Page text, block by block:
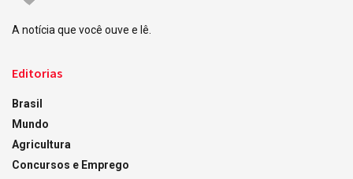
A notícia que você ouve e lê.
Editorias
Brasil
Mundo
Agricultura
Concursos e Emprego